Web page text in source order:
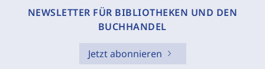
NEWSLETTER FÜR BIBLIOTHEKEN UND DEN
BUCHHANDEL
Jetzt abonnieren